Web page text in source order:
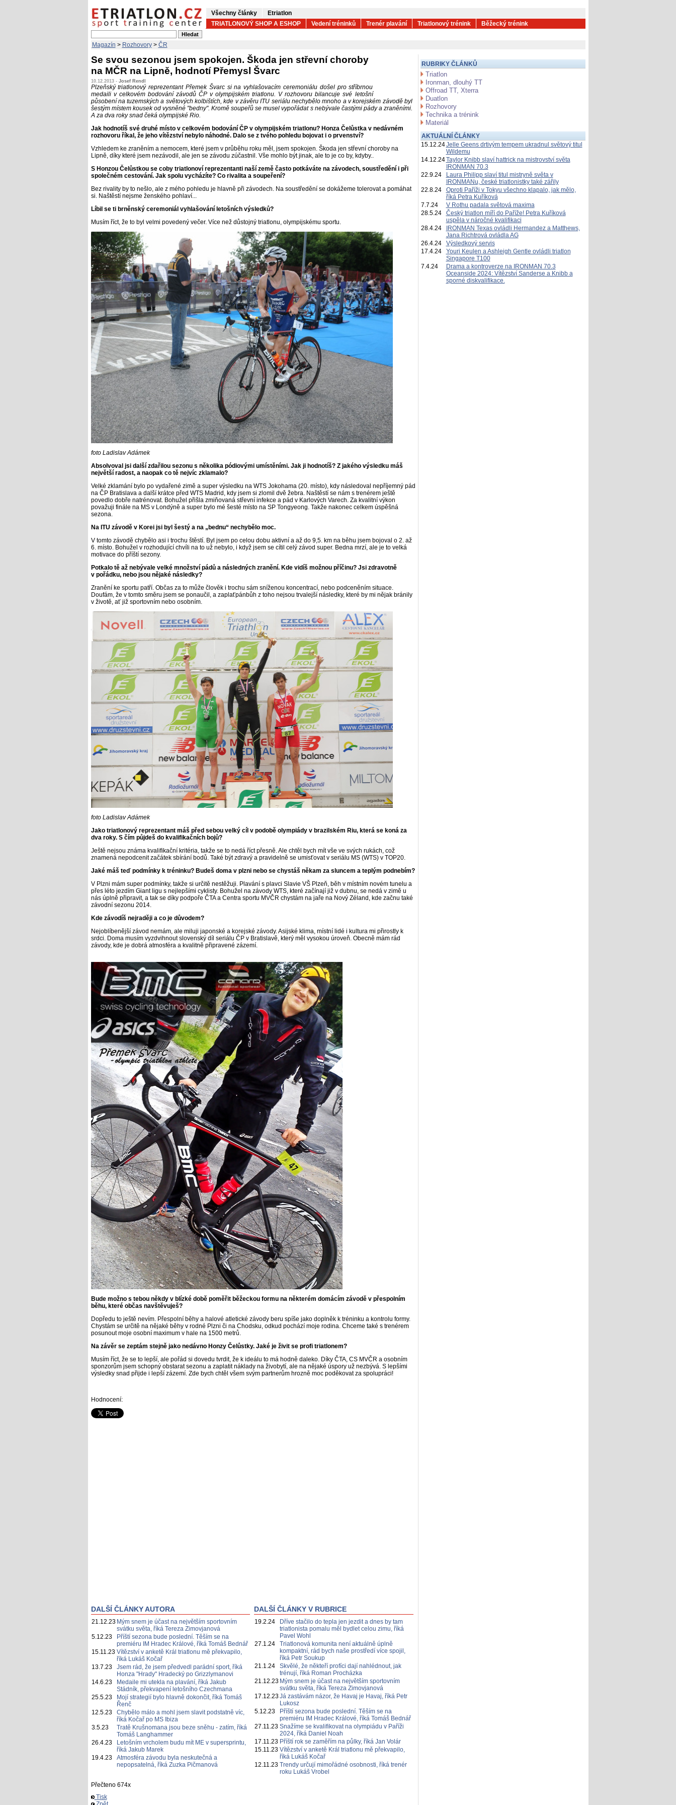
Všechny články
Etriatlon
TRIATLONOVÝ SHOP A ESHOP
Vedení tréninků Trenér plavání Triatlonový trénink Běžecký trénink
Magazín > Rozhovory> ČR
Se svou sezonou jsem spokojen. Škoda jen střevní choroby
na MČR na Lipně, hodnotí Přemysl Švarc
10.12.2013 - Josef Rendl
Plzeňský triatlonový reprezentant Přemek Švarc si na vyhlašovacím ceremoniálu došel pro stříbrnou
medaili v celkovém bodování závodů ČP v olympijském triatlonu. V rozhovoru bilancuje své letošní
působení na tuzemských a světových kolbištích, kde v závěru ITU seriálu nechybělo mnoho a v korejském závodě byl
šestým místem kousek od vysněné "bedny". Kromě soupeřů se musel vypořádat s nebývale častými pády a zraněními.
A za dva roky snad čeká olympijské Rio.
Jak hodnotíš své druhé místo v celkovém bodování ČP v olympijském triatlonu? Honza Čelůstka v nedávném
rozhovoru říkal, že jeho vítězství nebylo náhodné. Dalo se z tvého pohledu bojovat i o prvenství?
Vzhledem ke zraněním a nemocem, které jsem v průběhu roku měl, jsem spokojen. Škoda jen střevní choroby na
Lipně, díky které jsem nezávodil, ale jen se závodu zúčastnil. Vše mohlo být jinak, ale to je co by, kdyby..
S Honzou Čelůstkou se coby triatlonoví reprezentanti naší země často potkáváte na závodech, soustředění i při
společném cestování. Jak spolu vycházíte? Co rivalita a soupeření?
Bez rivality by to nešlo, ale z mého pohledu je hlavně při závodech. Na soustředění se dokážeme tolerovat a pomáhat
si. Naštěstí nejsme ženského pohlaví...
Líbil se ti brněnský ceremoniál vyhlašování letošních výsledků?
Musím říct, že to byl velmi povedený večer. Více než důstojný triatlonu, olympijskému sportu.
foto Ladislav Adámek
Absolvoval jsi další zdařilou sezonu s několika pódiovými umístěními. Jak ji hodnotíš? Z jakého výsledku máš
největší radost, a naopak co tě nejvíc zklamalo?
Velké zklamání bylo po vydařené zimě a super výsledku na WTS Jokohama (20. místo), kdy následoval nepříjemný pád
na ČP Bratislava a další krátce před WTS Madrid, kdy jsem si zlomil dvě žebra. Naštěstí se nám s trenérem ještě
povedlo dobře natrénovat. Bohužel přišla zmiňovaná střevní infekce a pád v Karlových Varech. Za kvalitní výkon
považuji finále na MS v Londýně a super bylo mé šesté místo na SP Tongyeong. Takže nakonec celkem úspěšná
sezona.
Na ITU závodě v Korei jsi byl šestý a na „bednu“ nechybělo moc.
V tomto závodě chybělo asi i trochu štěstí. Byl jsem po celou dobu aktivní a až do 9,5. km na běhu jsem bojoval o 2. až
6. místo. Bohužel v rozhodující chvíli na to už nebylo, i když jsem se cítil celý závod super. Bedna mrzí, ale je to velká
motivace do příští sezony.
Potkalo tě až nebývale velké množství pádů a následných zranění. Kde vidíš možnou příčinu? Jsi zdravotně
v pořádku, nebo jsou nějaké následky?
Zranění ke sportu patří. Občas za to může člověk i trochu sám sníženou koncentrací, nebo podceněním situace.
Doufám, že v tomto směru jsem se ponaučil, a zaplaťpánbůh z toho nejsou trvalejší následky, které by mi nějak bránily
v životě, ať již sportovním nebo osobním.
foto Ladislav Adámek
Jako triatlonový reprezentant máš před sebou velký cíl v podobě olympiády v brazilském Riu, která se koná za
dva roky. S čím půjdeš do kvalifikačních bojů?
Ještě nejsou známa kvalifikační kritéria, takže se to nedá říct přesně. Ale chtěl bych mít vše ve svých rukách, což
znamená nepodcenit začátek sbírání bodů. Také být zdravý a pravidelně se umisťovat v seriálu MS (WTS) v TOP20.
Jaké máš teď podmínky k tréninku? Budeš doma v plzni nebo se chystáš někam za sluncem a teplým podnebím?
V Plzni mám super podmínky, takže si určitě nestěžuji. Plavání s plavci Slavie VŠ Plzeň, běh v místním novém tunelu a
přes léto jezdím Giant ligu s nejlepšími cyklisty. Bohužel na závody WTS, které začínají již v dubnu, se nedá v zimě u
nás úplně připravit, a tak se díky podpoře ČTA a Centra sportu MVČR chystám na jaře na Nový Zéland, kde začnu také
závodní sezonu 2014.
Kde závodíš nejraději a co je důvodem?
Nejoblíbenější závod nemám, ale miluji japonské a korejské závody. Asijské klima, místní lidé i kultura mi přirostly k
srdci. Doma musím vyzdvihnout slovenský díl seriálu ČP v Bratislavě, který měl vysokou úroveň. Obecně mám rád
závody, kde je dobrá atmosféra a kvalitně připravené zázemí.
Bude možno s tebou někdy v blízké době poměřit běžeckou formu na některém domácím závodě v přespolním
běhu, které občas navštěvuješ?
Dopředu to ještě nevím. Přespolní běhy a halové atletické závody beru spíše jako doplněk k tréninku a kontrolu formy.
Chystám se určitě na nějaké běhy v rodné Plzni či na Chodsku, odkud pochází moje rodina. Chceme také s trenérem
posunout moje osobní maximum v hale na 1500 metrů.
Na závěr se zeptám stejně jako nedávno Honzy Čelůstky. Jaké je živit se profi triatlonem?
Musím říct, že se to lepší, ale pořád si dovedu tvrdit, že k ideálu to má hodně daleko. Díky ČTA, CS MVČR a osobním
sponzorům jsem schopný obstarat sezonu a zaplatit náklady na živobytí, ale na nějaké úspory už nezbývá. S lepšími
výsledky snad přijde i lepší zázemí. Zde bych chtěl všem svým partnerům hrozně moc poděkovat za spolupráci!
Hodnocení:
DALŠÍ ČLÁNKY AUTORA
21.12.23 Mým snem je účast na největším sportovním
svátku světa, říká Tereza Zimovjanová
5.12.23
Příští sezona bude poslední. Těším se na
premiéru IM Hradec Králové, říká Tomáš Bednář
15.11.23 Vítězství v anketě Král triatlonu mě překvapilo,
říká Lukáš Kočař
13.7.23
Jsem rád, že jsem předvedl parádní sport, říká
Honza "Hrady" Hradecký po Grizzlymanovi
14.6.23
Medaile mi utekla na plavání, říká Jakub
Stádník, překvapení letošního Czechmana
25.5.23
Mojí strategií bylo hlavně dokončit, říká Tomáš
Řenč
12.5.23
Chybělo málo a mohl jsem slavit podstatně víc,
říká Kočař po MS Ibiza
3.5.23
Tratě Krušnomana jsou beze sněhu - zatím, říká
Tomáš Langhammer
26.4.23
Letošním vrcholem budu mít ME v supersprintu,
říká Jakub Marek
19.4.23
Atmosféra závodu byla neskutečná a
nepopsatelná, říká Zuzka Pičmanová
DALŠÍ ČLÁNKY V RUBRICE
19.2.24
Dříve stačilo do tepla jen jezdit a dnes by tam
triatlonista pomalu měl bydlet celou zimu, říká
Pavel Wohl
27.1.24
Triatlonová komunita není aktuálně úplně
kompaktní, rád bych naše prostředí více spojil,
říká Petr Soukup
21.1.24
Skvělé, že někteří profíci dají nahlédnout, jak
trénují, říká Roman Procházka
21.12.23 Mým snem je účast na největším sportovním
svátku světa, říká Tereza Zimovjanová
17.12.23Já zastávám názor, že Havaj je Havaj, říká Petr
Lukosz
5.12.23
Příští sezona bude poslední. Těším se na
premiéru IM Hradec Králové, říká Tomáš Bednář
27.11.23 Snažíme se kvalifikovat na olympiádu v Paříži
2024, říká Daniel Noah
17.11.23 Příští rok se zaměřím na půlky, říká Jan Volár
15.11.23 Vítězství v anketě Král triatlonu mě překvapilo,
říká Lukáš Kočař
12.11.23 Trendy určují mimořádné osobnosti, říká trenér
roku Lukáš Vrobel
Přečteno 674x
Tisk
RUBRIKY ČLÁNKŮ
Triatlon
Ironman, dlouhý TT
Offroad TT, Xterra
Duatlon
Rozhovory
Technika a trénink
Materiál
AKTUÁLNÍ ČLÁNKY
15.12.24Jelle Geens drtivým tempem ukradnul světový titul
Wildemu
14.12.24Taylor Knibb slaví hattrick na mistrovství světa
IRONMAN 70.3
22.9.24
Laura Philipp slaví titul mistryně světa v
IRONMANu, české triatlonistky také zářily
22.8.24
Oproti Paříži v Tokyu všechno klapalo, jak mělo,
říká Petra Kuříková
7.7.24
V Rothu padala světová maxima
28.5.24
Český triatlon míří do Paříže! Petra Kuříková
uspěla v náročné kvalifikaci
28.4.24
IRONMAN Texas ovládli Hermandez a Matthews,
Jana Richtrová ovládla AG
26.4.24
Výsledkový servis
17.4.24
Youri Keulen a Ashleigh Gentle ovládli triatlon
Singapore T100
7.4.24
Drama a kontroverze na IRONMAN 70.3
Oceanside 2024: Vítězství Sanderse a Knibb a
sporné diskvalifikace.